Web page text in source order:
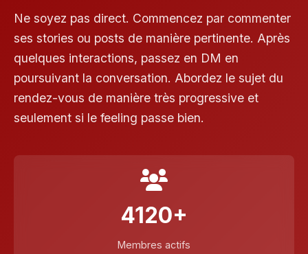
Ne soyez pas direct. Commencez par commenter
ses stories ou posts de manière pertinente. Après
quelques interactions, passez en DM en
poursuivant la conversation. Abordez le sujet du
rendez-vous de manière très progressive et
seulement si le feeling passe bien.
4120+
Membres actifs